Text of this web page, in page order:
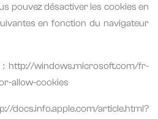
pouvez désactiver les cookies en
en fonction du navigateur
http://windows.microsoft.com/fr-
allow-cookies
article.html?